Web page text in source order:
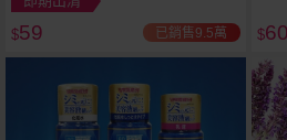
$59 已銷售9.5萬 $60